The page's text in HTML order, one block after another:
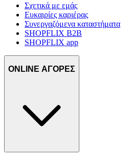
Σχετικά με εμάς
Ευκαιρίες καριέρας
Συνεργαζόμενα καταστήματα
SHOPFLIX B2B
SHOPFLIX app
ONLINE ΑΓΟΡΕΣ